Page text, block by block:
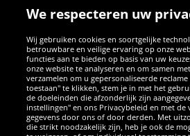
SOCIALE MEDIA
FacebookInstagram
WhatsApp
TikTokTwitter
We respecteren uw
Wij gebruiken cookies en soortgelijke
betrouwbare en veilige ervaring op onze
functies aan te bieden op basis van uw
onze website te analyseren en om samen
verzamelen om u gepersonaliseerde
toestaan" te klikken, stem je in met het
de doeleinden die afzonderlijk zijn
instellingen" en ons Privacybeleid en met
gegevens door ons of door derden. Met
die strikt noodzakelijk zijn, heb je ook de